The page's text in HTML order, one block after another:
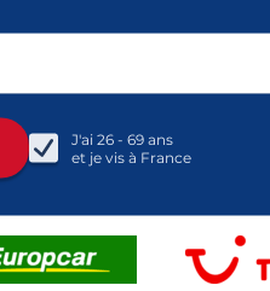
J'ai 26 - 69 ans
et je vis à France